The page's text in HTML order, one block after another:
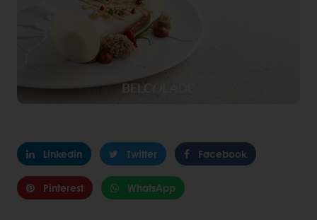
Linkedin Twitter Facebook
Pinterest WhatsApp